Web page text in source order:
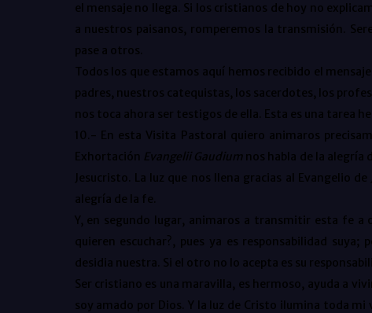
el mensaje no llega. Si los cristianos de hoy no
a nuestros paisanos, romperemos la transmisión.
pase a otros.
Todos los que estamos aquí hemos recibido el
padres, nuestros catequistas, los sacerdotes, los
nos toca ahora ser testigos de ella. Esta es una tarea
10.- En esta Visita Pastoral quiero animaros
Exhortación Evangelii Gaudiumnos habla de la alegría
Jesucristo. La luz que nos llena gracias al Evangelio
alegría de la fe.
Y, en segundo lugar, animaros a transmitir esta fe a
quieren escuchar?, pues ya es responsabilidad
desidia nuestra. Si el otro no lo acepta es su
Ser cristiano es una maravilla, es hermoso, ayuda a
soy amado por Dios. Y la luz de Cristo ilumina toda